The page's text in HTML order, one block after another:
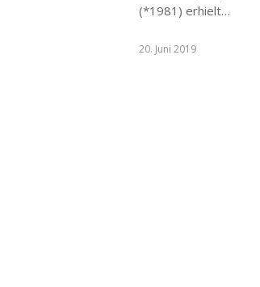
(*1981) erhielt…
20. Juni 2019